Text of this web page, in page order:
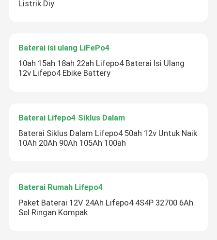
Listrik Diy
Baterai isi ulang LiFePo4
10ah 15ah 18ah 22ah Lifepo4 Baterai Isi Ulang
12v Lifepo4 Ebike Battery
Baterai Lifepo4 Siklus Dalam
Baterai Siklus Dalam Lifepo4 50ah 12v Untuk Naik
10Ah 20Ah 90Ah 105Ah 100ah
Baterai Rumah Lifepo4
Paket Baterai 12V 24Ah Lifepo4 4S4P 32700 6Ah
Sel Ringan Kompak